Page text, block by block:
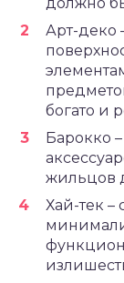
Арт-деко
богато и
Барокко
жильцов
Хай-тек –